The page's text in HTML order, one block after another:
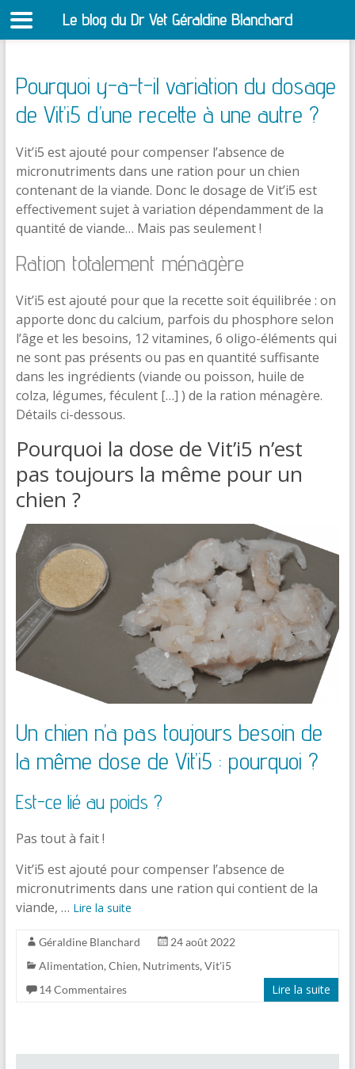
Pourquoi y-a-t-il variation du dosage
de Vit’i5 d’une recette à une autre ?
Vit’i5 est ajouté pour compenser l’absence de
micronutriments dans une ration pour un chien
contenant de la viande. Donc le dosage de Vit’i5 est
effectivement sujet à variation dépendamment de la
quantité de viande… Mais pas seulement !
Ration totalement ménagère
Vit’i5 est ajouté pour que la recette soit équilibrée : on
apporte donc du calcium, parfois du phosphore selon
l’âge et les besoins, 12 vitamines, 6 oligo-éléments qui
ne sont pas présents ou pas en quantité suffisante
dans les ingrédients (viande ou poisson, huile de
colza, légumes, féculent […] ) de la ration ménagère.
Détails ci-dessous.
Pourquoi la dose de Vit’i5 n’est
pas toujours la même pour un
chien ?
Un chien n’a pas toujours besoin de
la même dose de Vit’i5 : pourquoi ?
Est-ce lié au poids ?
Pas tout à fait !
Vit’i5 est ajouté pour compenser l’absence de
micronutriments dans une ration qui contient de la
viande, … Lire la suite
Géraldine Blanchard
24 août 2022
Alimentation, Chien, Nutriments, Vit'i5
14 Commentaires
Lire la suite
Le blog du Dr Vet Géraldine Blanchard